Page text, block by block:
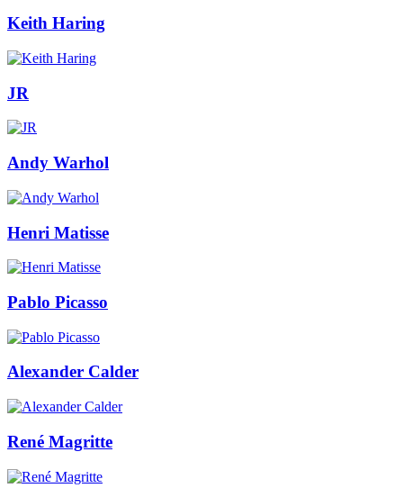
Keith Haring
JR
Andy Warhol
Henri Matisse
Pablo Picasso
Alexander Calder
René Magritte